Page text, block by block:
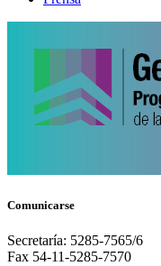
Comunicarse
Secretaría: 5285-7565/6
Fax 54-11-5285-7570